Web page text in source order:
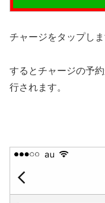
チャージをタップしま
するとチャージの予
行されます。